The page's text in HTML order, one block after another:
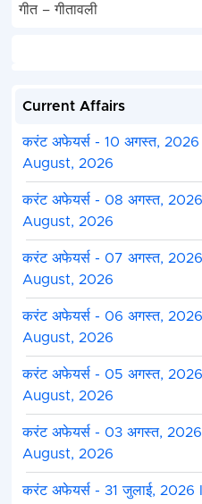
गीत – गीतावली
Current Affairs
करंट अफेयर्स - 10 अगस्त,
August, 2026
करंट अफेयर्स - 08 अगस्त,
August, 2026
करंट अफेयर्स - 07 अगस्त,
August, 2026
करंट अफेयर्स - 06 अगस्त,
August, 2026
करंट अफेयर्स - 05 अगस्त,
August, 2026
करंट अफेयर्स - 03 अगस्त,
August, 2026
करंट अफेयर्स - 31 जुलाई,